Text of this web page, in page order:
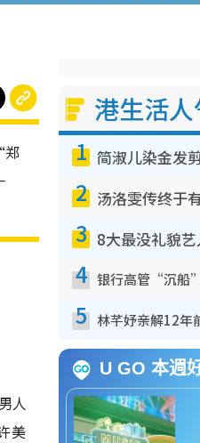
郑
人
美
港生活
1
2
3
4
5
U GO 本週